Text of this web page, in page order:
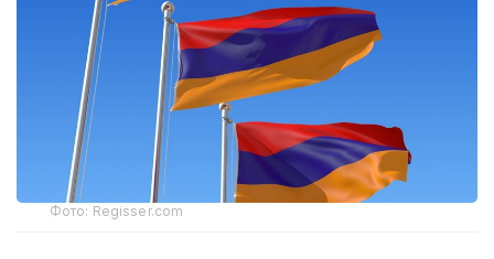
Фото: Regisser.com